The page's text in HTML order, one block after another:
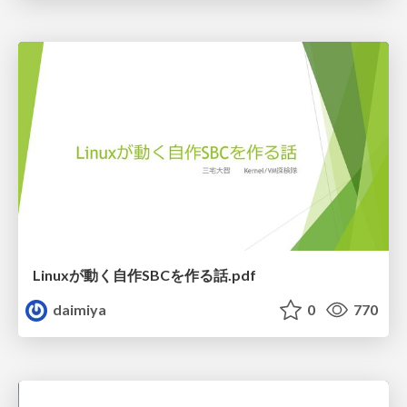
Linuxが動く自作SBCを作る話.pdf
daimiya
0 770